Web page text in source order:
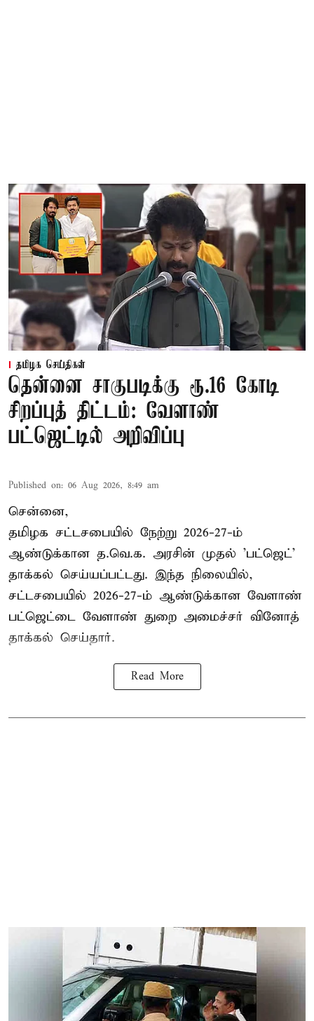
தமிழக செய்திகள்
தென்னை சாகுபடிக்கு ரூ.16 கோடி
சிறப்புத் திட்டம்: வேளாண்
பட்ஜெட்டில் அறிவிப்பு
Published on: 06 Aug 2026, 8:49 am
சென்னை,
தமிழக சட்டசபையில் நேற்று 2026-27-ம்
ஆண்டுக்கான த.வெ.க. அரசின் முதல் 'பட்ஜெட்'
தாக்கல் செய்யப்பட்டது. இந்த நிலையில்,
சட்டசபையில் 2026-27-ம் ஆண்டுக்கான வேளாண்
பட்ஜெட்டை வேளாண் துறை அமைச்சர் வினோத்
தாக்கல் செய்தார்.
Read More